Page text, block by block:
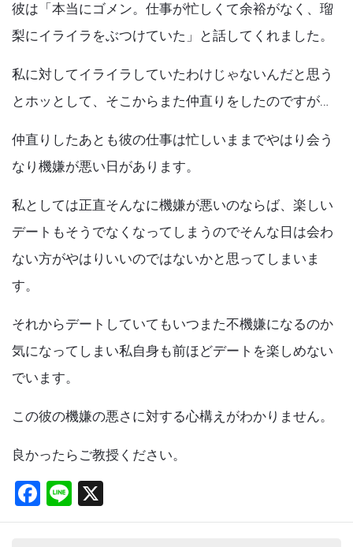
彼は「本当にゴメン。仕事が忙しくて余裕がなく、瑠
梨にイライラをぶつけていた」と話してくれました。
私に対してイライラしていたわけじゃないんだと思う
とホッとして、そこからまた仲直りをしたのですが…
仲直りしたあとも彼の仕事は忙しいままでやはり会う
なり機嫌が悪い日があります。
私としては正直そんなに機嫌が悪いのならば、楽しい
デートもそうでなくなってしまうのでそんな日は会わ
ない方がやはりいいのではないかと思ってしまいま
す。
それからデートしていてもいつまた不機嫌になるのか
気になってしまい私自身も前ほどデートを楽しめない
でいます。
この彼の機嫌の悪さに対する心構えがわかりません。
良かったらご教授ください。
F
a
Li
n